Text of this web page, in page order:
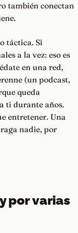
también conectan
táctica. Si
a la vez: eso es
en una red,
(un podcast,
queda
ti durante años.
entretener. Una
nadie, por
por varias